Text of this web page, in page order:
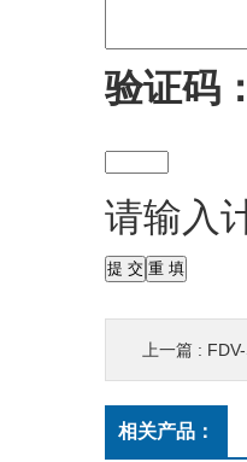
验证码
请输入
上一篇 :
相关产品：